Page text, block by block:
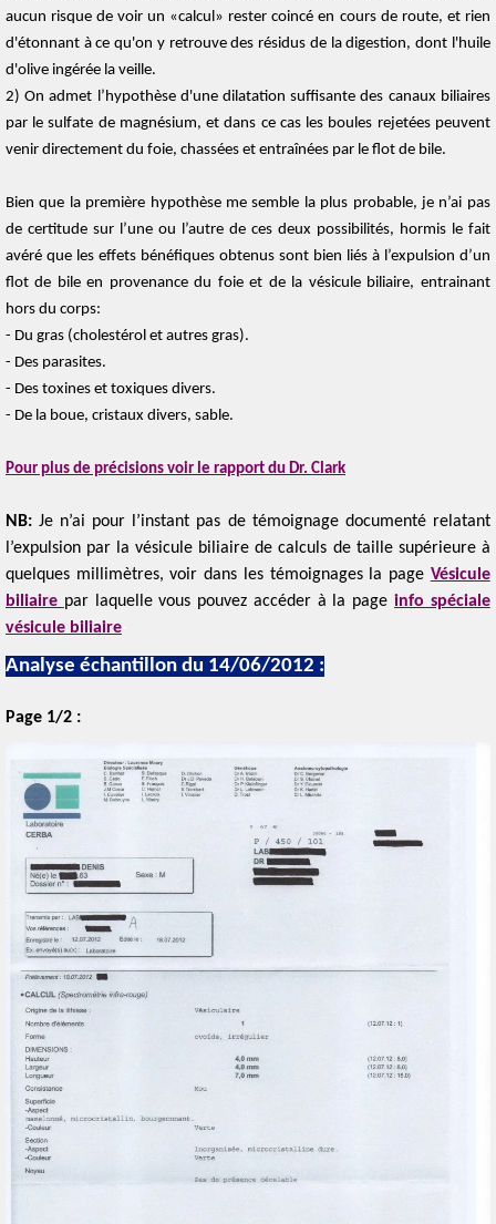
aucun risque de voir un «calcul» rester coincé en cours de route, et rien
d'étonnant à ce qu'on y retrouve des résidus de la digestion, dont l'huile
d'olive ingérée la veille.
2) On admet l’hypothèse d'une dilatation suffisante des canaux biliaires
par le sulfate de magnésium, et dans ce cas les boules rejetées peuvent
venir directement du foie, chassées et entraînées par le flot de bile.
Bien que la première hypothèse me semble la plus probable, je n’ai pas
de certitude sur l’une ou l’autre de ces deux possibilités, hormis le fait
avéré que les effets bénéfiques obtenus sont bien liés à l’expulsion d’un
flot de bile en provenance du foie et de la vésicule biliaire, entrainant
hors du corps:
- Du gras (cholestérol et autres gras).
- Des parasites.
- Des toxines et toxiques divers.
- De la boue, cristaux divers, sable.
Pour plus de précisions voir le rapport du Dr. Clark
NB: Je n’ai pour l’instant pas de témoignage documenté relatant
l’expulsion par la vésicule biliaire de calculs de taille supérieure à
quelques millimètres, voir dans les témoignages la page Vésicule
biliaire par laquelle vous pouvez accéder à la page info spéciale
vésicule biliaire
Analyse échantillon du 14/06/2012 :
Page 1/2 :